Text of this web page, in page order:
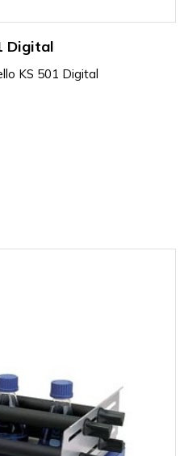
Digital
KS 501 Digital